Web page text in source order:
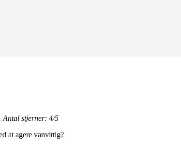
Antal stjerner: 4/5
at agere vanvittig?